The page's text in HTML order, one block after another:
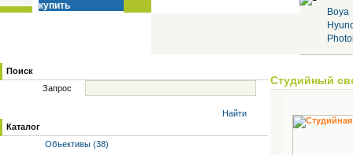
купить
Boya
Поиск
Запрос
Найти
Каталог
Объективы (38)
Студийный